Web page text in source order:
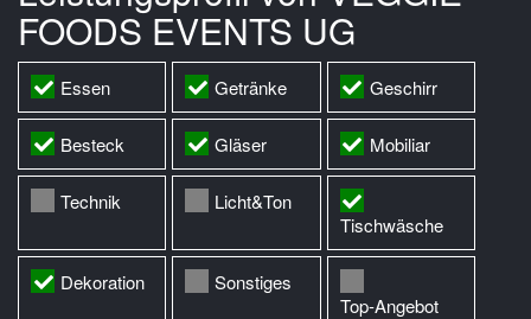
FOODS EVENTS UG
Essen Getränke Geschirr
Besteck Gläser Mobiliar
Technik
Licht&Ton
Tischwäsche
Dekoration
Sonstiges
Top-Angebot